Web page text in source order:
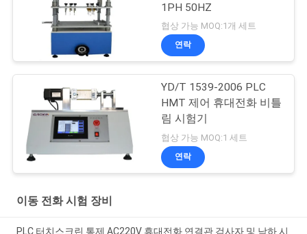
1PH 50HZ
협상 가능 MOQ:1개 세트
연락
YD/T 1539-2006 PLC
HMT 제어 휴대전화 비틀
림 시험기
협상 가능 MOQ:1 세트
연락
이동 전화 시험 장비
PLC 터치스크린 통제 AC220V 휴대전화 연결관 검사자 및 낙하 시